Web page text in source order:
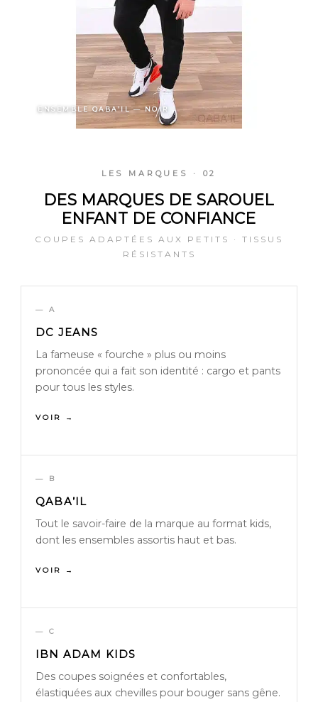
ENSEMBLE QABA’IL — NOIR
LES MARQUES · 02
DES MARQUES DE SAROUEL
ENFANT DE CONFIANCE
COUPES ADAPTÉES AUX PETITS · TISSUS
RÉSISTANTS
— A
DC JEANS
La fameuse « fourche » plus ou moins
prononcée qui a fait son identité : cargo et pants
pour tous les styles.
VOIR →
— B
QABA’IL
Tout le savoir-faire de la marque au format kids,
dont les ensembles assortis haut et bas.
VOIR →
— C
IBN ADAM KIDS
Des coupes soignées et confortables,
élastiquées aux chevilles pour bouger sans gêne.